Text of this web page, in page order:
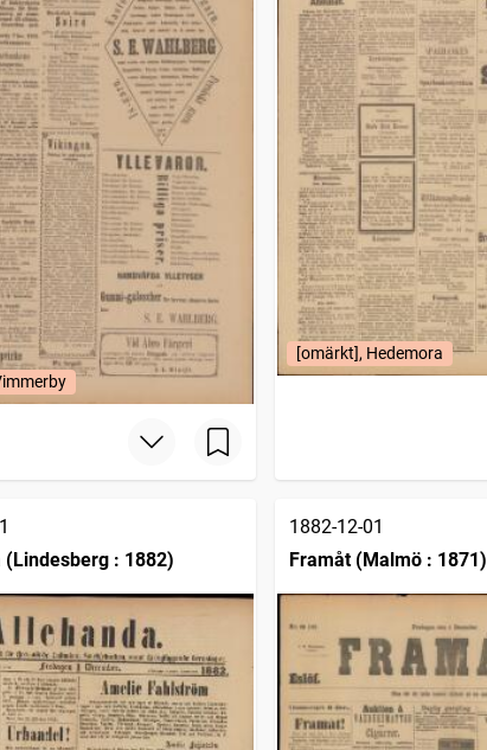
[omärkt], Hedemora
(Lindesberg : 1882)
1882-12-01
Framåt (Malmö : 1871)